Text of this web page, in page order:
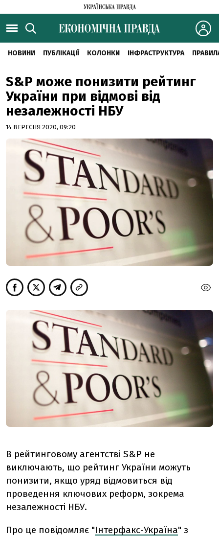
НОВИНИ ПУБЛІКАЦІЇ КОЛОНКИ ІНФРАСТРУКТУРА
S&P може понизити рейтинг
України при відмові від
незалежності НБУ
14 ВЕРЕСНЯ 2020, 09:20
В рейтинговому агентстві S&P не
виключають, що рейтинг України можуть
понизити, якщо уряд відмовиться від
проведення ключових реформ, зокрема
незалежності НБУ.
Про це повідомляє "Інтерфакс-Україна" з